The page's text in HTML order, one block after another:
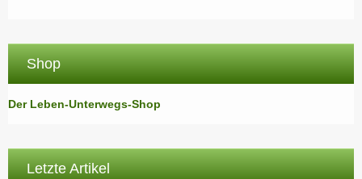
Shop
Der Leben-Unterwegs-Shop
Letzte Artikel